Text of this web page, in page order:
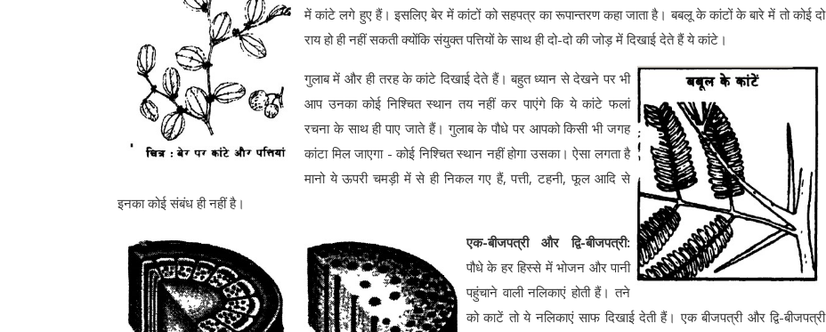
में कांटे लगे हुए हैं। इसलिए बेर में कांटों को सहपत्र का रूपान्तरण कहा जाता है। बबलू के कांटों के बारे में तो कोई दो
राय हो ही नहीं सकती क्योंकि संयुक्त पत्तियों के साथ ही दो-दो की जोड़ में दिखाई देते हैं ये कांटे।
गुलाब में और ही तरह के कांटे दिखाई देते हैं। बहुत ध्यान से देखने पर भी
आप उनका कोई निश्चित स्थान तय नहीं कर पाएंगे कि ये कांटे फलां
रचना के साथ ही पाए जाते हैं। गुलाब के पौधे पर आपको किसी भी जगह
कांटा मिल जाएगा - कोई निश्चित स्थान नहीं होगा उसका। ऐसा लगता है
मानो ये ऊपरी चमड़ी में से ही निकल गए हैं, पत्ती, टहनी, फूल आदि से
इनका कोई संबंध ही नहीं है।
एक-बीजपत्री और द्वि-बीजपत्री:
पौधे के हर हिस्से में भोजन और पानी
पहुंचाने वाली नलिकाएं होती हैं। तने
को काटें तो ये नलिकाएं साफ दिखाई देती हैं। एक बीजपत्री और द्वि-बीजपत्री